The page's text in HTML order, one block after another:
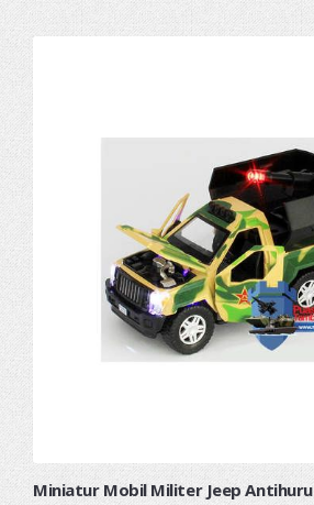
Miniatur Mobil Militer Jeep